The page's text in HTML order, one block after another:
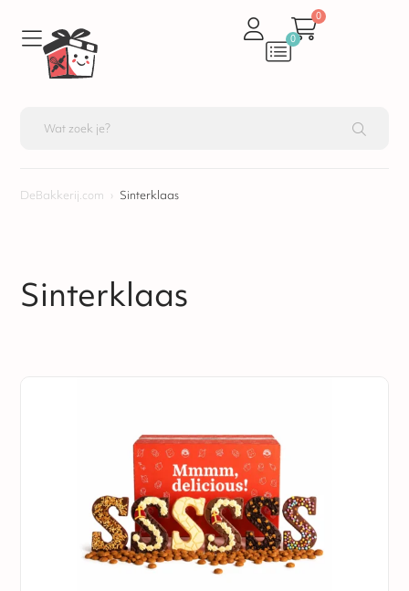
0
0
DeBakkerij.com › Sinterklaas
Sinterklaas